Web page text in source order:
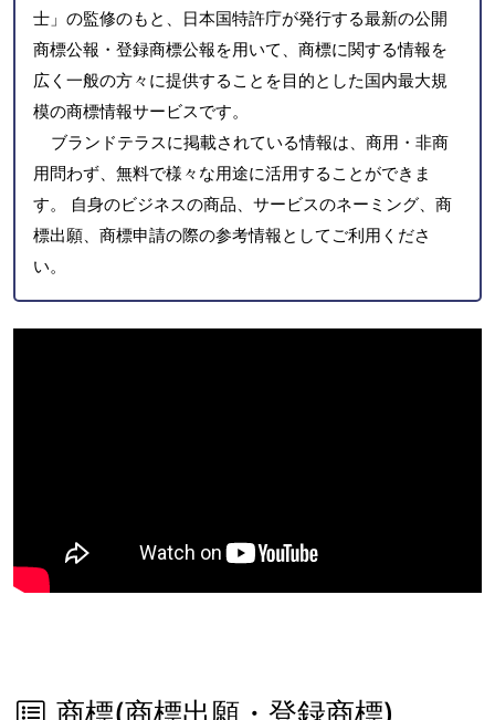
士」の監修のもと、日本国特許庁が発行する最新の公開
商標公報・登録商標公報を用いて、商標に関する情報を
広く一般の方々に提供することを目的とした国内最大規
模の商標情報サービスです。
ブランドテラスに掲載されている情報は、商用・非商
用問わず、無料で様々な用途に活用することができま
す。 自身のビジネスの商品、サービスのネーミング、商
標出願、商標申請の際の参考情報としてご利用くださ
い。
商標(商標出願・登録商標)